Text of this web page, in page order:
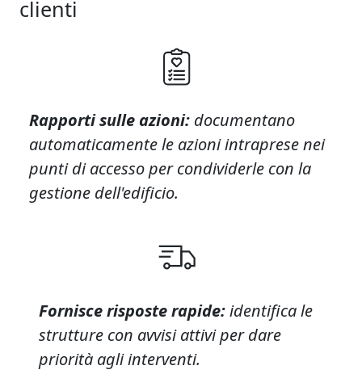
clienti
Rapporti sulle azioni: documentano
automaticamente le azioni intraprese nei
punti di accesso per condividerle con la
gestione dell'edificio.
Fornisce risposte rapide:identifica le
strutture con avvisi attivi per dare
priorità agli interventi.